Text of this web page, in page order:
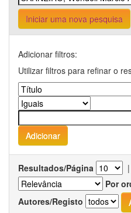
Iniciar uma nova pesquisa
Adicionar filtros:
Utilizar filtros para refinar o
Resultados/Página |
Por
Autores/Registo